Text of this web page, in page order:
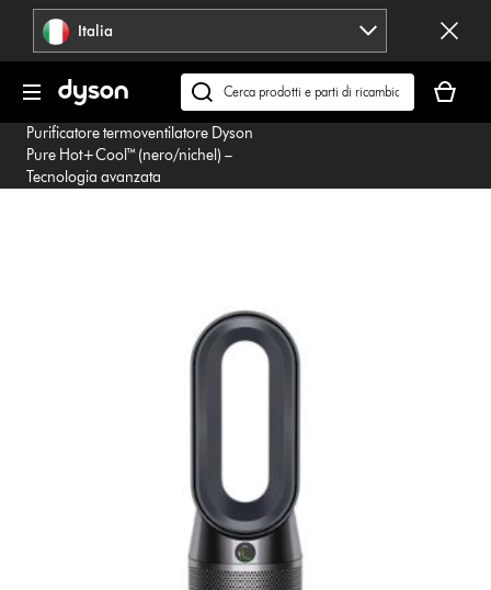
navigazione Italia
Cerca
su
dyson.it
carrello
è
Purificatore termoventilatore Dyson
Pure Hot+Cool™ (nero/nichel) –
Tecnologia avanzata